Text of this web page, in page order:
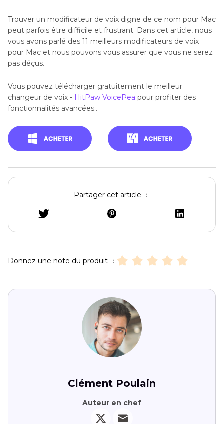
Trouver un modificateur de voix digne de ce nom pour Mac
peut parfois être difficile et frustrant. Dans cet article, nous
vous avons parlé des 11 meilleurs modificateurs de voix
pour Mac et nous pouvons vous assurer que vous ne serez
pas déçus.
Vous pouvez télécharger gratuitement le meilleur
changeur de voix - HitPaw VoicePea pour profiter des
fonctionnalités avancées..
Partager cet article ：
Donnez une note du produit ：
Clément Poulain
Auteur en chef